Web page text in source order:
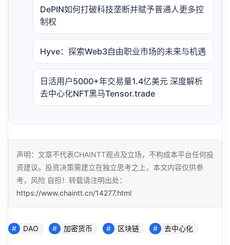
DePIN如何打破科技垄断并赋予普通人更多控
制权
Hyve：探索Web3自由职业市场的未来与机遇
日活用户5000+年交易量1.4亿美元 深度解析
去中心化NFT黑马Tensor.trade
声明：文章不代表CHAINTT观点及立场，不构成本平台任何投
资建议。投资决策需建立在独立思考之上，本文内容仅供参
考，风险 自担！转载请注明出处：
https://www.chaintt.cn/14277.html
DAO 加密货币 区块链 去中心化